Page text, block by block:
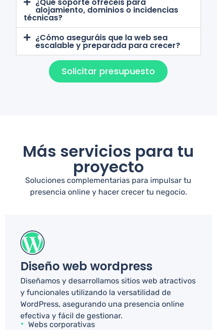
¿Qué soporte ofrecéis para
alojamiento, dominios o incidencias
técnicas?
¿Cómo aseguráis que la web sea
escalable y preparada para crecer?
Solicitar presupuesto
Más servicios para tu
proyecto
Soluciones complementarias para impulsar tu
presencia online y hacer crecer tu negocio.
Diseño web wordpress
Diseñamos y desarrollamos sitios web atractivos
y funcionales utilizando la versatilidad de
WordPress, asegurando una presencia online
efectiva y fácil de gestionar.
Webs corporativas